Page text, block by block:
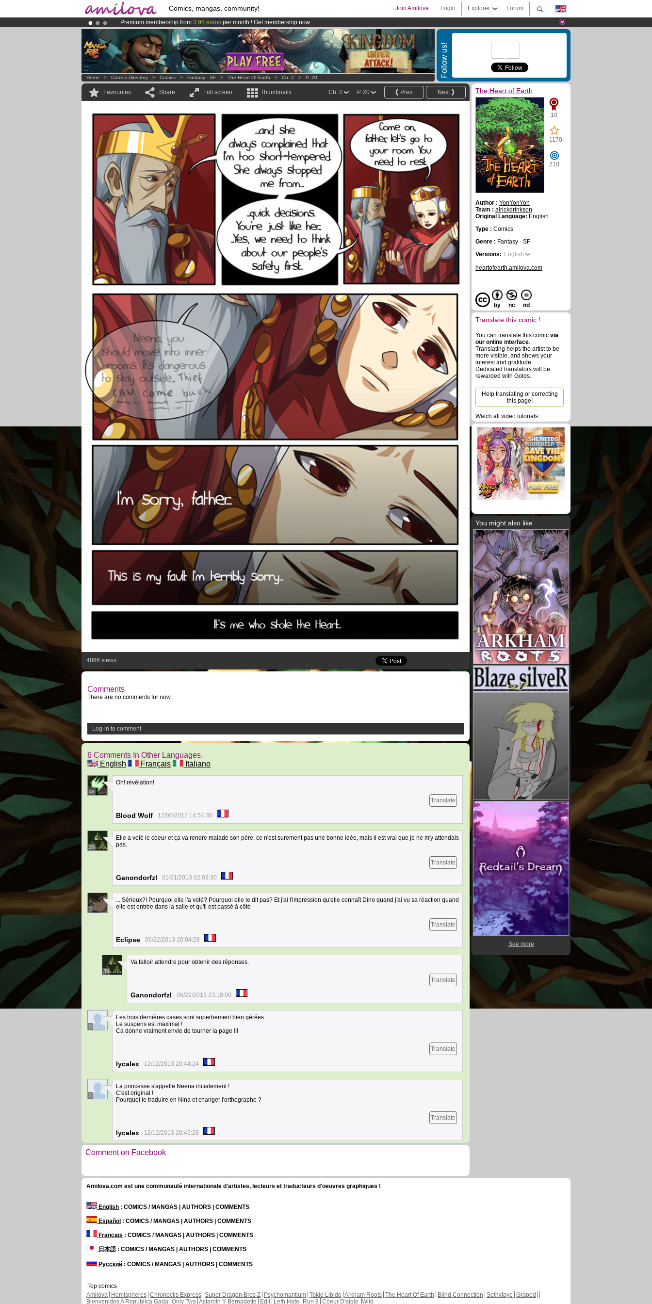
Comics, mangas, community! Forum
Explorer
Login
Join Amilova
Premium membership from 3.95 euros per month ! Get membership now
AmilovaKickstarter is now LIVE!.
Already 134393 membersand 1208 comics & mangas!.
Follow us!
Home > Comics Directory > Comics > Fantasy - SF > The Heart Of Earth > Ch. 2 > P. 20
Favourites Share Full screen Thumbnails Next
Prev.
P. 20
Ch. 2
4866 views
Comments
There are no comments for now.
Log-in to comment
6 Comments In Other Languages.
English
Français Italiano
46
Oh! révélation!
Translate
Blood Wolf 12/06/2012 14:54:30
39
Elle a volé le coeur et ça va rendre malade son père, ce n'est surement pas une bonne idée, mais il est vrai que je ne m'y attendais
pas.
Translate
Ganondorfzl 01/31/2013 02:03:30
3
... Sérieux?! Pourquoi elle l'a volé? Pourquoi elle le dit pas? Et j'ai l'impression qu'elle connaît Dino quand j'ai vu sa réaction quand
elle est entrée dans la salle et qu'il est passé à côté
Translate
Eclipse 06/22/2013 20:04:28
39
Va falloir attendre pour obtenir des réponses.
Translate
Ganondorfzl 06/22/2013 23:18:00
3
Les trois dernières cases sont superbement bien gérées.
Le suspens est maximal !
Ca donne vraiment envie de tourner la page !!!
Translate
lycalex 12/12/2013 20:44:24
3
La princesse s'appelle Neena initialement !
C'est original !
Pourquoi le traduire en Nina et changer l'orthographe ?
Translate
lycalex 12/12/2013 20:45:28
Comment on Facebook
The Heart of Earth
10
1170
210
Author : YonYonYon
Team : alrickdrinkson
Original Language: English
Type : Comics
Genre : Fantasy - SF
Versions: English
heartofearth.amilova.com
by nc nd
Translate this comic !
You can translate this comic via
our online interface.
Translating helps the artist to be
more visible, and shows your
interest and gratitude.
Dedicated translators will be
rewarded with Golds.
Help translating or correcting
this page!
Watch all video tutorials
You might also like
See more
Amilova.com est une communauté internationale d'artistes, lecteurs et traducteurs d'oeuvres graphiques !
English : COMICS / MANGAS | AUTHORS | COMMENTS
Español : COMICS / MANGAS | AUTHORS | COMMENTS
Français : COMICS / MANGAS | AUTHORS | COMMENTS
日本語: COMICS / MANGAS | AUTHORS | COMMENTS
Русский : COMICS / MANGAS | AUTHORS | COMMENTS
Top comics
Amilova
Hemispheres Chronoctis Express Super Dragon Bros Z Psychomantium Tokio Libido Arkham Roots The Heart Of Earth Blind Connection Sethxfaye Graped
Bienvenidos A República Gada Only Two Astaroth Y Bernadette Edil Leth Hate Run 8 Coeur D'aigle Wild